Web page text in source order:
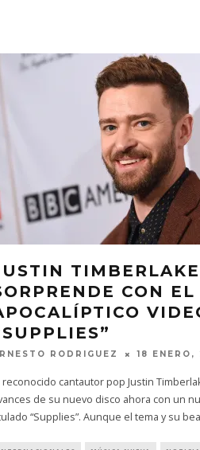
TIMBERLAKE
CON EL
RODRIGUEZ 18 ENERO,
reconocido cantautor pop Justin
de su nuevo disco ahora con un
“Supplies”. Aunque el tema y su
CON
2026
CON
6